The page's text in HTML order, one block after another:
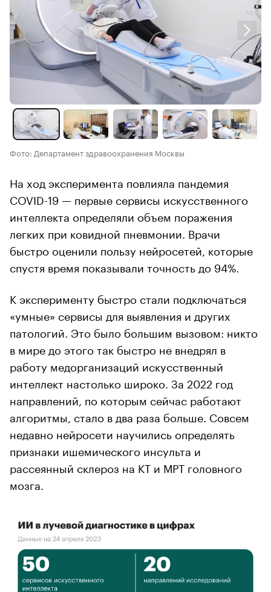
Фото: Департамент здравоохранения Москвы
На ход эксперимента повлияла пандемия
COVID-19 — первые сервисы искусственного
интеллекта определяли объем поражения
легких при ковидной пневмонии. Врачи
быстро оценили пользу нейросетей, которые
спустя время показывали точность до 94%.
К эксперименту быстро стали подключаться
«умные» сервисы для выявления и других
патологий. Это было большим вызовом: никто
в мире до этого так быстро не внедрял в
работу медорганизаций искусственный
интеллект настолько широко. За 2022 год
направлений, по которым сейчас работают
алгоритмы, стало в два раза больше. Совсем
недавно нейросети научились определять
признаки ишемического инсульта и
рассеянный склероз на КТ и МРТ головного
мозга.